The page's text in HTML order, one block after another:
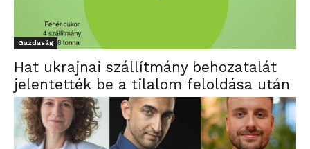
Gazdaság
Hat ukrajnai szállítmány behozatalát
jelentették be a tilalom feloldása után